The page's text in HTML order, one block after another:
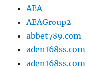
ABA
ABAGroup2
abbet789.com
aden168ss.com
aden168ss.com